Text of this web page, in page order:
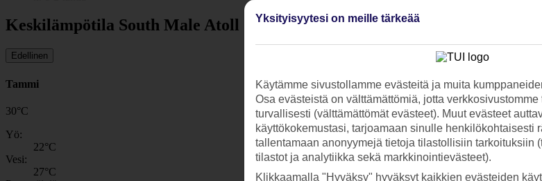
Keskilämpötila South Male Atoll
Edellinen
Tammi
30°C
Yö:
22°C
Vesi:
27°C
Yksityisyytesi on meille tärkeää
Käytämme sivustollamme evästeitä ja muita
Osa evästeistä on välttämättömiä, jotta
turvallisesti (välttämättömät evästeet). Muut evästeet
käyttökokemustasi, tarjoamaan sinulle henkilökohtaisesti
tallentamaan anonyymejä tietoja tilastollisiin tarkoituksiin
tilastot ja analytiikka sekä markkinointievästeet).
Klikkaamalla "Hyväksy" hyväksyt kaikkien evästeiden